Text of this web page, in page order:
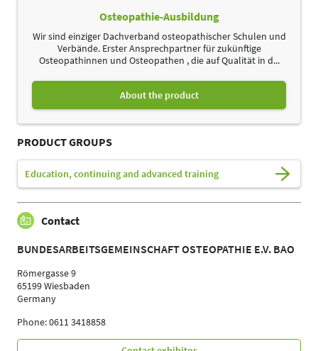
Osteopathie-Ausbildung
Wir sind einziger Dachverband osteopathischer Schulen und
Verbände. Erster Ansprechpartner für zukünftige
Osteopathinnen und Osteopathen , die auf Qualität in d...
About the product
PRODUCT GROUPS
Education, continuing and advanced training
Contact
BUNDESARBEITSGEMEINSCHAFT OSTEOPATHIE E.V. BAO
Römergasse 9
65199 Wiesbaden
Germany
Phone: 0611 3418858